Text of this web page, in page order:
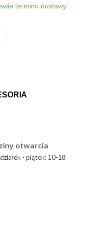
terminu dostawy
otwarcia
- piątek: 10-18